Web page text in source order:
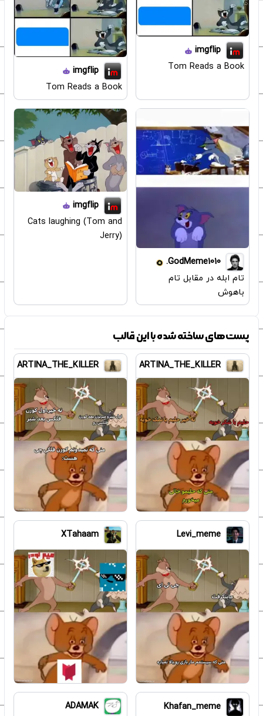
imgflip
Tom Reads a Book
imgflip
Tom Reads a Book
GodMeme1010.
تام ابله در مقابل تام
باهوش
imgflip
Cats laughing (Tom and
Jerry)
پست‌های ساخته شده با این قالب
ARTINA_THE_KILLER
ARTINA_THE_KILLER
Levi_meme
XTahaam
Khafan_meme
ADAMAK